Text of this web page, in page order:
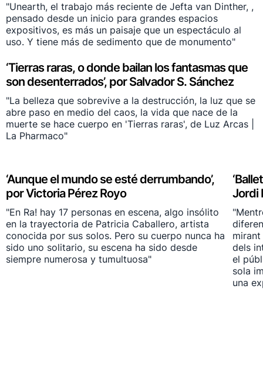
"Unearth, el trabajo más reciente de Jefta van Dinther, ,
pensado desde un inicio para grandes espacios
expositivos, es más un paisaje que un espectáculo al
uso. Y tiene más de sedimento que de monumento"
‘Tierras raras, o donde bailan los fantasmas que
son desenterrados’, por Salvador S. Sánchez
"La belleza que sobrevive a la destrucción, la luz que se
abre paso en medio del caos, la vida que nace de la
muerte se hace cuerpo en 'Tierras raras', de Luz Arcas |
La Pharmaco"
‘Aunque el mundo se esté derrumbando’,
por Victoria Pérez Royo
"En Ra! hay 17 personas en escena, algo insólito
en la trayectoria de Patricia Caballero, artista
conocida por sus solos. Pero su cuerpo nunca ha
sido uno solitario, su escena ha sido desde
siempre numerosa y tumultuosa"
Jordi
dels
el
sola
una